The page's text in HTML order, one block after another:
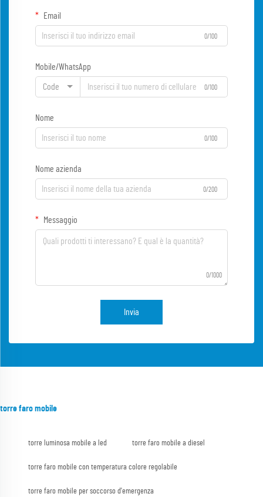
Email
0/100
Mobile/WhatsApp
Code 0/100
Nome
0/100
Nome azienda
0/200
Messaggio
0/1000
Invia
torre faro mobile
torre luminosa mobile a led torre faro mobile a diesel
torre faro mobile con temperatura colore regolabile
torre faro mobile per soccorso d'emergenza